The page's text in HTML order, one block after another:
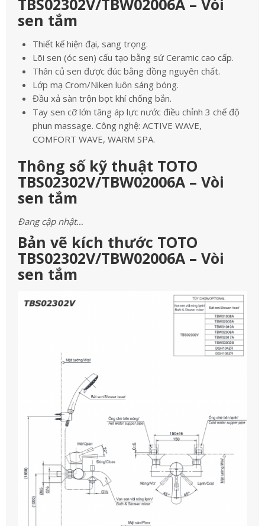
TBS02302V/TBW02006A – Vòi
sen tắm
Thiết kế hiện đại, sang trọng.
Lõi sen (óc sen) cấu tạo bằng sứ Ceramic cao cấp.
Thân củ sen được đúc bằng đồng nguyên chất.
Lớp mạ Crom/Niken luôn sáng bóng.
Đầu xả sàn trộn bọt khí chống bắn.
Tay sen cỡ lớn tăng áp lực nước điều chỉnh 3 chế độ
phun massage. Công nghệ: ACTIVE WAVE,
COMFORT WAVE, WARM SPA.
Thông số kỹ thuật TOTO
TBS02302V/TBW02006A – Vòi
sen tắm
Đang cập nhật…
Bản vẽ kích thước TOTO
TBS02302V/TBW02006A – Vòi
sen tắm